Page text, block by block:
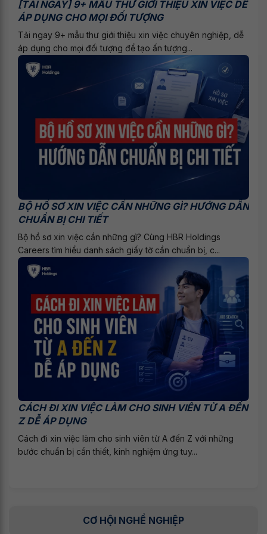
[TẢI NGAY] 9+ MẪU THƯ GIỚI THIỆU XIN VIỆC DỄ
ÁP DỤNG CHO MỌI ĐỐI TƯỢNG
Tải ngay 9+ mẫu thư giới thiệu xin việc chuyên nghiệp, dễ
áp dụng cho mọi đối tượng để tạo ấn tượng...
BỘ HỒ SƠ XIN VIỆC CẦN NHỮNG GÌ? HƯỚNG DẪN
CHUẨN BỊ CHI TIẾT
Bộ hồ sơ xin việc cần những gì? Cùng HBR Holdings
Careers tìm hiểu danh sách giấy tờ cần chuẩn bị, c...
CÁCH ĐI XIN VIỆC LÀM CHO SINH VIÊN TỪ A ĐẾN
Z DỄ ÁP DỤNG
Cách đi xin việc làm cho sinh viên từ A đến Z với những
bước chuẩn bị cần thiết, kinh nghiệm ứng tuy...
CƠ HỘI NGHỀ NGHIỆP